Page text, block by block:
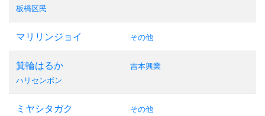
板橋区民
マリリンジョイ その他
箕輪はるか
ハリセンボン
吉本興業
ミヤシタガク その他